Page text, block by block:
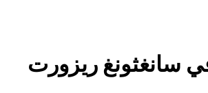
سانغثونغ ريزورت